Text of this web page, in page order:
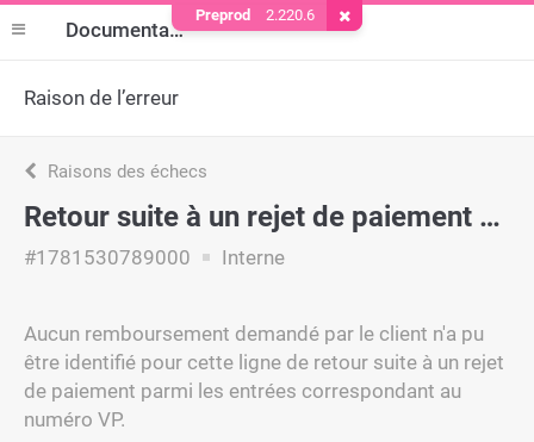
Documentation
Raison de l’erreur
Raisons des échecs
Retour suite à un rejet de paiement - aucun remboursement correspondant trouvé
#1781530789000 Interne
Aucun remboursement demandé par le client n'a pu
être identifié pour cette ligne de retour suite à un rejet
de paiement parmi les entrées correspondant au
numéro VP.
Preprod 2.220.6 Supprimer le cookie